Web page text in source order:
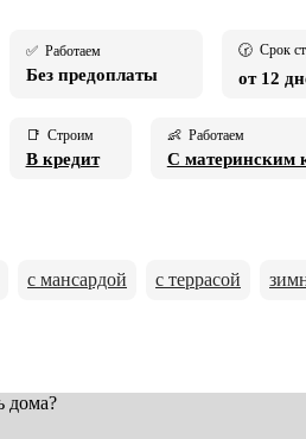
✅ Работаем
Без предоплаты
🕝 Срок
от 12
📑 Строим
В кредит
👶 Работаем
С материнским
с мансардой с террасой